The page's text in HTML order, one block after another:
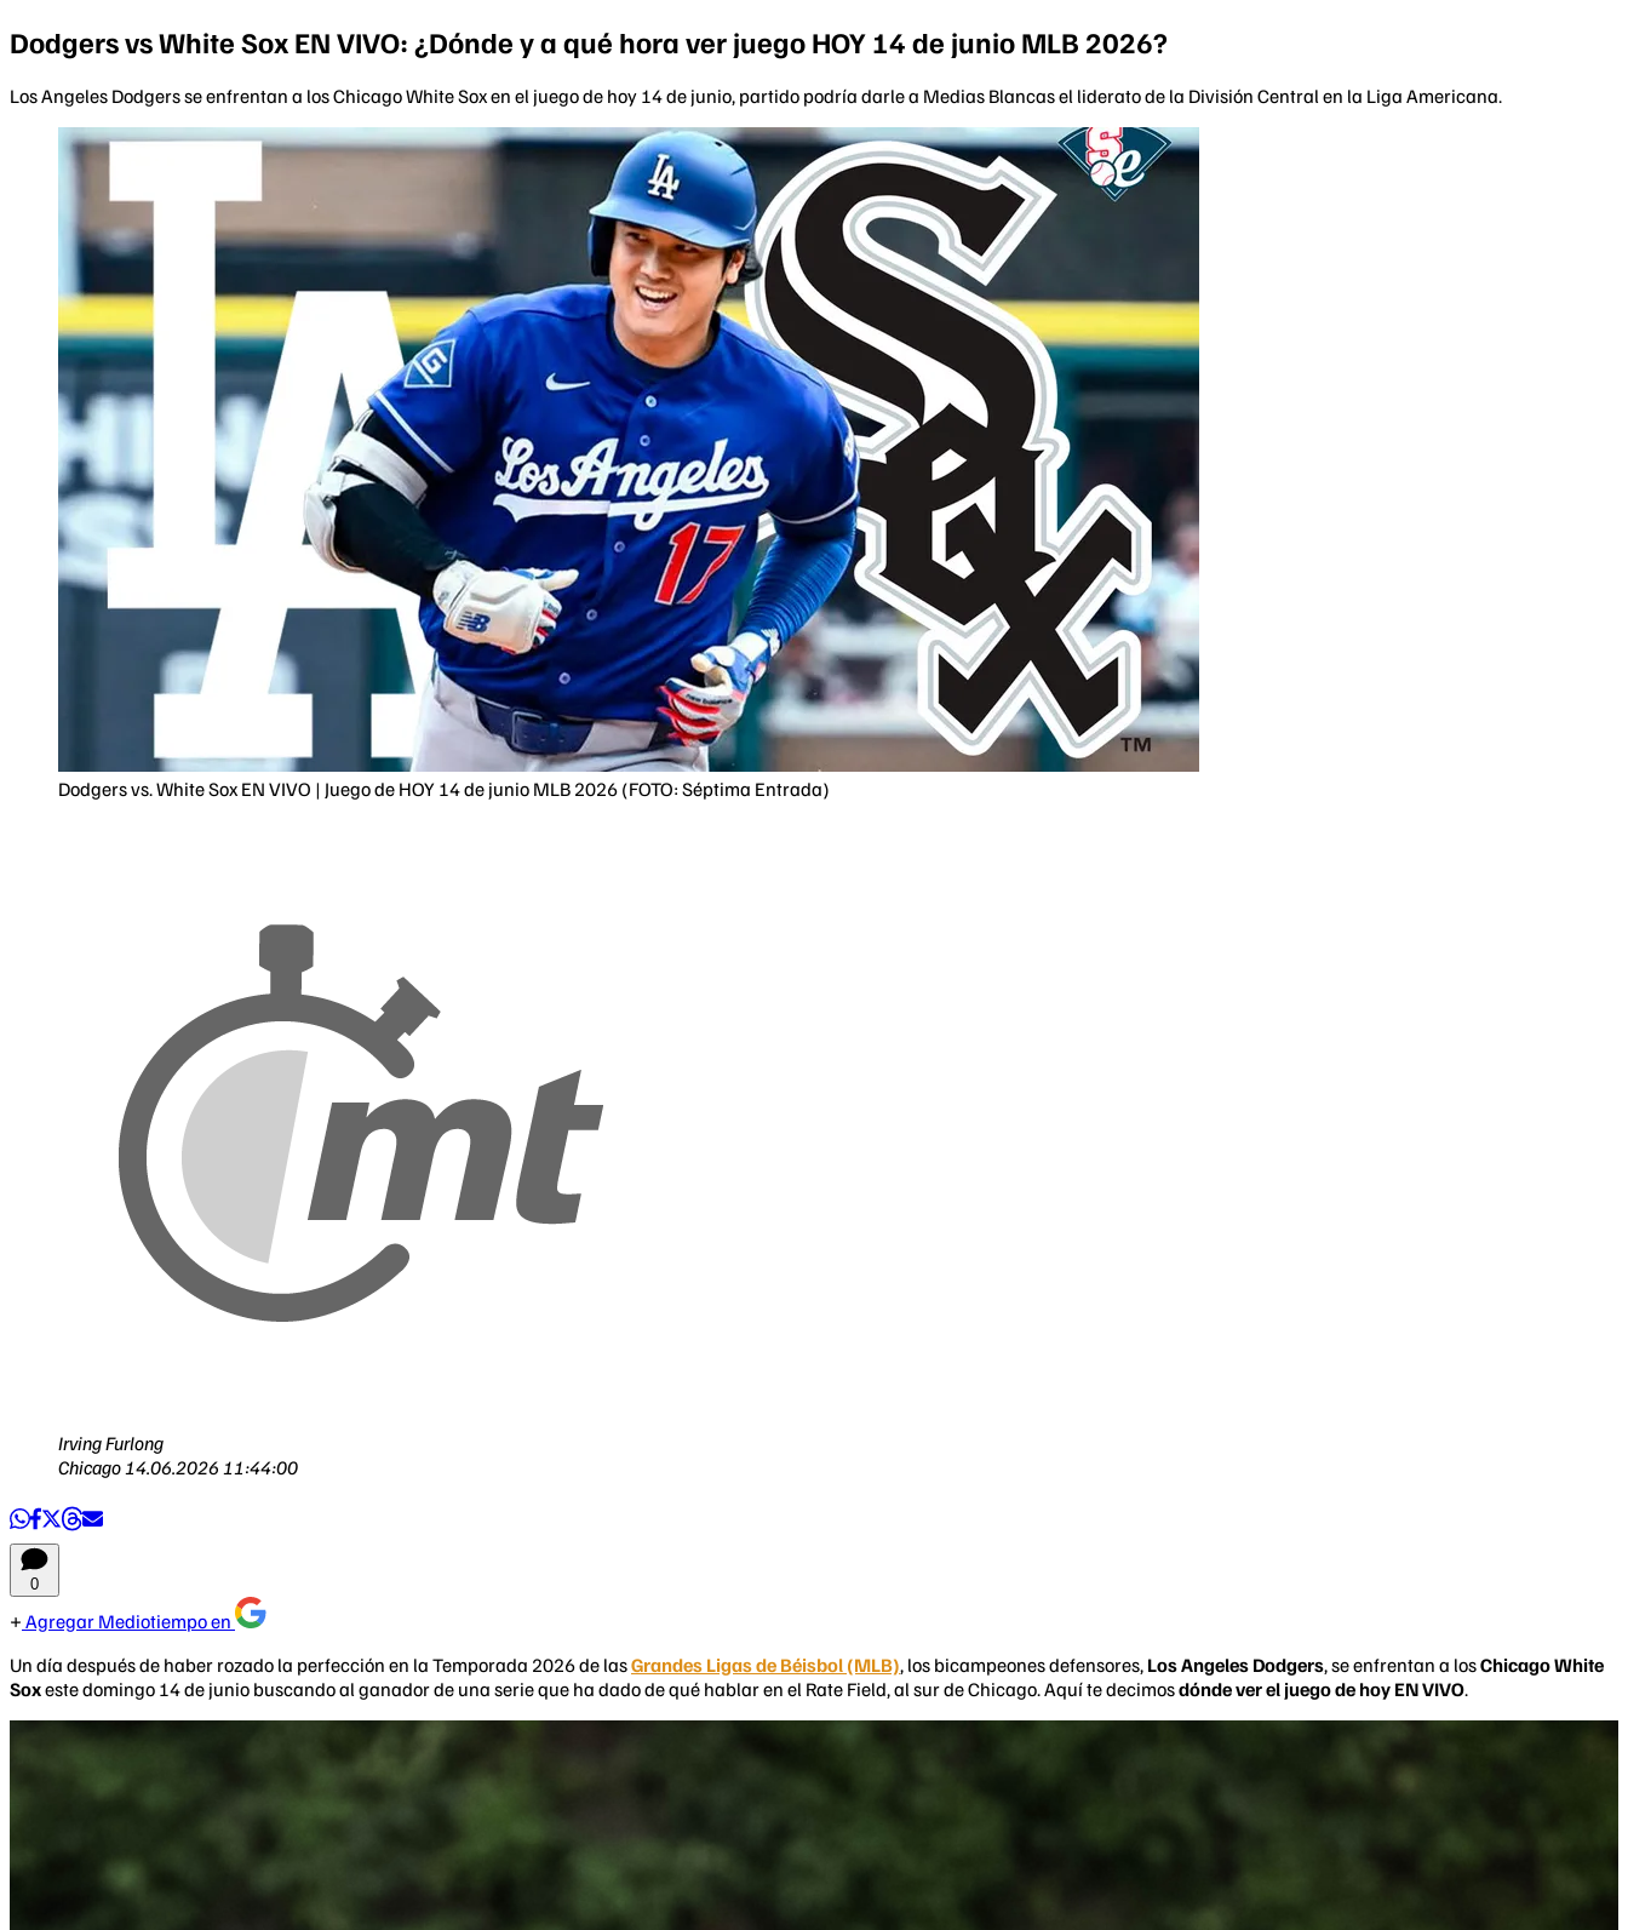
Dodgers vs White Sox EN VIVO: ¿Dónde y a qué hora ver juego HOY 14 de junio MLB 2026?
Los Angeles Dodgers se enfrentan a los Chicago White Sox en el juego de hoy 14 de junio, partido podría darle a Medias Blancas el liderato de la División Central en la Liga Americana.
Dodgers vs. White Sox EN VIVO | Juego de HOY 14 de junio MLB 2026 (FOTO: Séptima Entrada)
Irving Furlong
Chicago 14.06.2026 11:44:00
0
Agregar Mediotiempo en
Un día después de haber rozado la perfección en la Temporada 2026 de lasGrandes Ligas de Béisbol (MLB), los bicampeones defensores, Los Angeles Dodgers, se enfrentan a losChicago White
Soxeste domingo 14 de junio buscando al ganador de una serie que ha dado de qué hablar en el Rate Field, al sur de Chicago. Aquí te decimosdónde ver el juego de hoy EN VIVO.